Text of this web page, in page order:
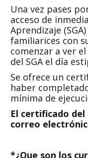
Una vez pases
acceso de
Aprendizaje
familiarices con
comenzar a ver
del SGA el día
Se ofrece un
haber
mínima de
El certificado
correo
*¿Que son los c